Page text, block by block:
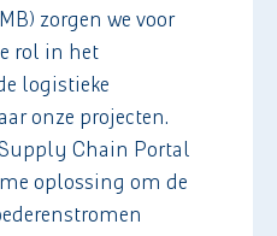
zorgen we voor
rol in het
logistieke
onze projecten.
Chain Portal
oplossing om de